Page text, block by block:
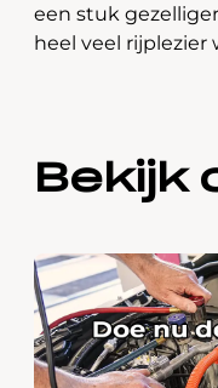
een stuk
heel veel rijplezier
Bekijk